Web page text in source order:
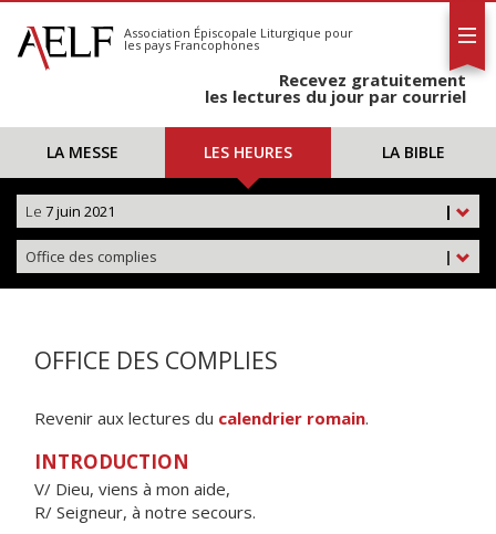
S'abonner
Calendrier
Association Épiscopale Liturgique pour
les pays Francophones
Recevez gratuitement
les lectures du jour par courriel
LA MESSE LES HEURES LA BIBLE
|
Le 7 juin 2021
|
Office des complies
OFFICE DES COMPLIES
Revenir aux lectures du calendrier romain.
INTRODUCTION
V/ Dieu, viens à mon aide,
R/ Seigneur, à notre secours.